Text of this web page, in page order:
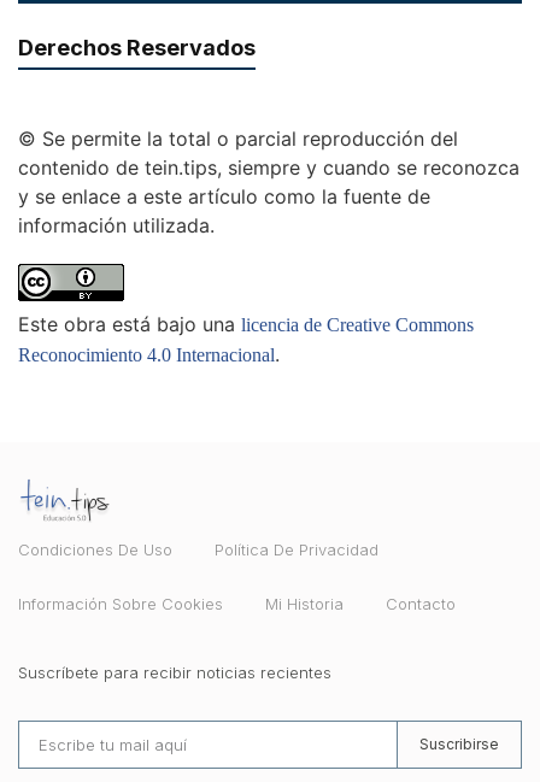
Derechos Reservados
© Se permite la total o parcial reproducción del
contenido de tein.tips, siempre y cuando se reconozca
y se enlace a este artículo como la fuente de
información utilizada.
Este obra está bajo una licencia de Creative Commons
Reconocimiento 4.0 Internacional.
Condiciones De Uso Política De Privacidad
Información Sobre Cookies Mi Historia Contacto
Suscríbete para recibir noticias recientes
Suscribirse